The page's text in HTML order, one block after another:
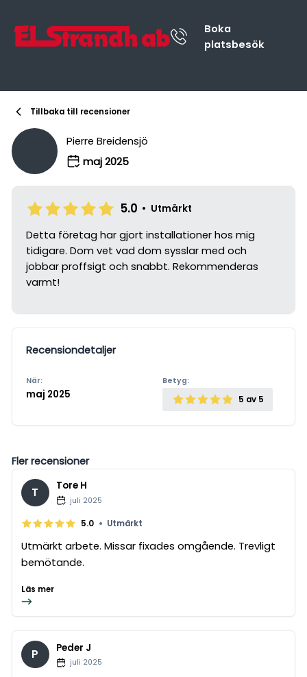
Boka
platsbesök
Tillbaka till recensioner
Pierre Breidensjö
maj 2025
5.0 • Utmärkt
Detta företag har gjort installationer hos mig
tidigare. Dom vet vad dom sysslar med och
jobbar proffsigt och snabbt. Rekommenderas
varmt!
Recensiondetaljer
När:
maj 2025
Betyg:
5 av 5
Fler recensioner
T Tore H
juli 2025
5.0 • Utmärkt
Utmärkt arbete. Missar fixades omgående. Trevligt
bemötande.
Läs mer
P Peder J
juli 2025